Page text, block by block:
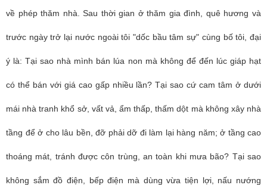
về phép thăm nhà. Sau thời gian ở thăm gia đình, quê hương và
trước ngày trở lại nước ngoài tôi "dốc bầu tâm sự" cùng bố tôi, đại
ý là: Tại sao nhà mình bán lúa non mà không để đến lúc giáp hạt
có thể bán với giá cao gấp nhiều lần? Tại sao cứ cam tâm ở dưới
mái nhà tranh khổ sở, vất vả, ẩm thấp, thấm dột mà không xây nhà
tầng để ở cho lâu bền, đỡ phải dỡ đi làm lại hàng năm; ở tầng cao
thoáng mát, tránh được côn trùng, an toàn khi mưa bão? Tại sao
không sắm đồ điện, bếp điện mà dùng vừa tiện lợi, nấu nướng